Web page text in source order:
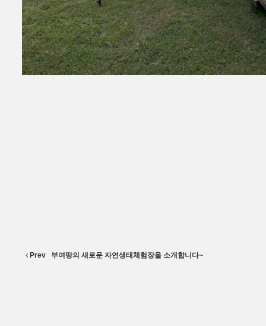
Prev 부여땅의 새로운 자연생태체험장을 소개합니다~